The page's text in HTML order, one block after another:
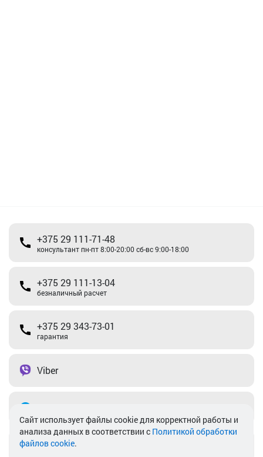
+375 29 111-71-48
консультант пн-пт 8:00-20:00 сб-вс 9:00-18:00
+375 29 111-13-04
безналичный расчет
+375 29 343-73-01
гарантия
Viber
info@akkamulik.by
Cайт использует файлы cookie для корректной работы и
анализа данных в соответствии с Политикой обработки
файлов cookie.